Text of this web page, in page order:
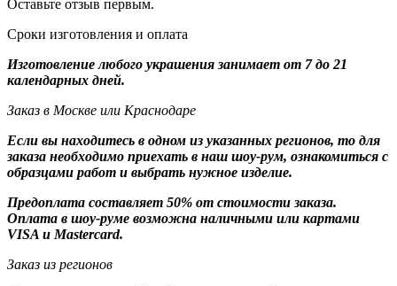
Оставьте отзыв первым.
Сроки изготовления и оплата
Изготовление любого украшения занимает от 7 до 21
календарных дней.
Заказ в Москве или Краснодаре
Если вы находитесь в одном из указанных регионов, то для
заказа необходимо приехать в наш шоу-рум, ознакомиться с
образцами работ и выбрать нужное изделие.
Предоплата составляет 50% от стоимости заказа.
Оплата в шоу-руме возможна наличными или картами
VISA и Mastercard.
Заказ из регионов